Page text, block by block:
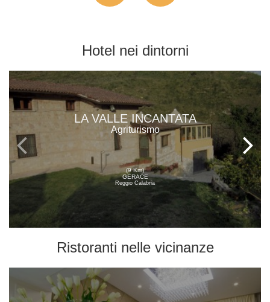
Hotel nei dintorni
LA VALLE INCANTATA
Agriturismo
(9 Km)
GERACE
Reggio Calabria
Ristoranti nelle vicinanze